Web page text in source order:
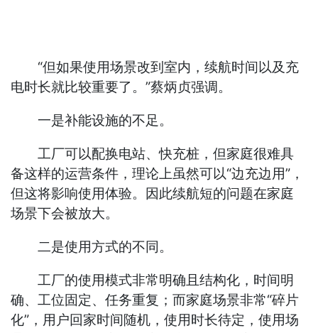
“但如果使用场景改到室内，续航时间以及充
电时长就比较重要了。”蔡炳贞强调。
一是补能设施的不足。
工厂可以配换电站、快充桩，但家庭很难具
备这样的运营条件，理论上虽然可以“边充边用”，
但这将影响使用体验。因此续航短的问题在家庭
场景下会被放大。
二是使用方式的不同。
工厂的使用模式非常明确且结构化，时间明
确、工位固定、任务重复；而家庭场景非常“碎片
化”，用户回家时间随机，使用时长待定，使用场